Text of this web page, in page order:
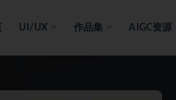
UI/UX 作品集 AIGC资源